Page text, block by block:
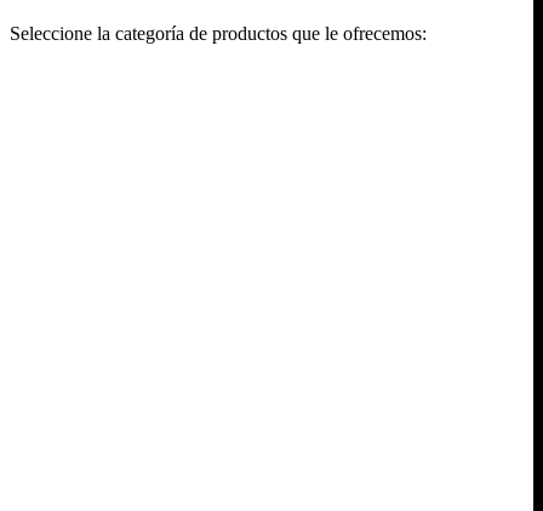
Seleccione la categoría de productos que le ofrecemos: